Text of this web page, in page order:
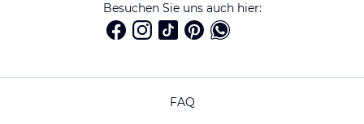
Besuchen Sie uns auch hier:
FAQ